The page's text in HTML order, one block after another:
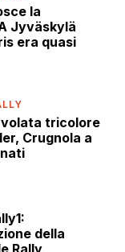
la
Jyväskylä
era quasi
volata tricolore
Crugnola a
della
Rally